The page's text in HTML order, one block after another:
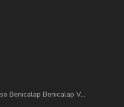
Benicalap Benicalap V...